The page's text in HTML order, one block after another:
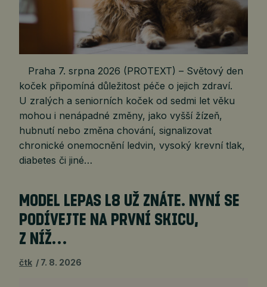
Praha 7. srpna 2026 (PROTEXT) – Světový den
koček připomíná důležitost péče o jejich zdraví.
U zralých a seniorních koček od sedmi let věku
mohou i nenápadné změny, jako vyšší žízeň,
hubnutí nebo změna chování, signalizovat
chronické onemocnění ledvin, vysoký krevní tlak,
diabetes či jiné…
MODEL LEPAS L8 UŽ ZNÁTE. NYNÍ SE
PODÍVEJTE NA PRVNÍ SKICU,
Z NÍŽ…
čtk 7. 8. 2026